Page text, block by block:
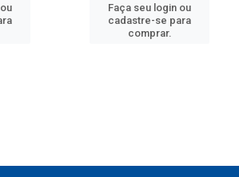
Faça seu login ou
cadastre-se para
comprar.